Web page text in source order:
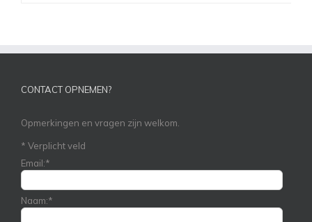
CONTACT OPNEMEN?
Opmerkingen en vragen zijn welkom.
* Verplicht veld
Email:*
Naam:*